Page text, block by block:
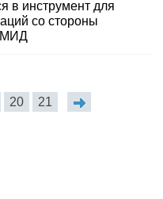
в инструмент для
со стороны
МИД
20 21